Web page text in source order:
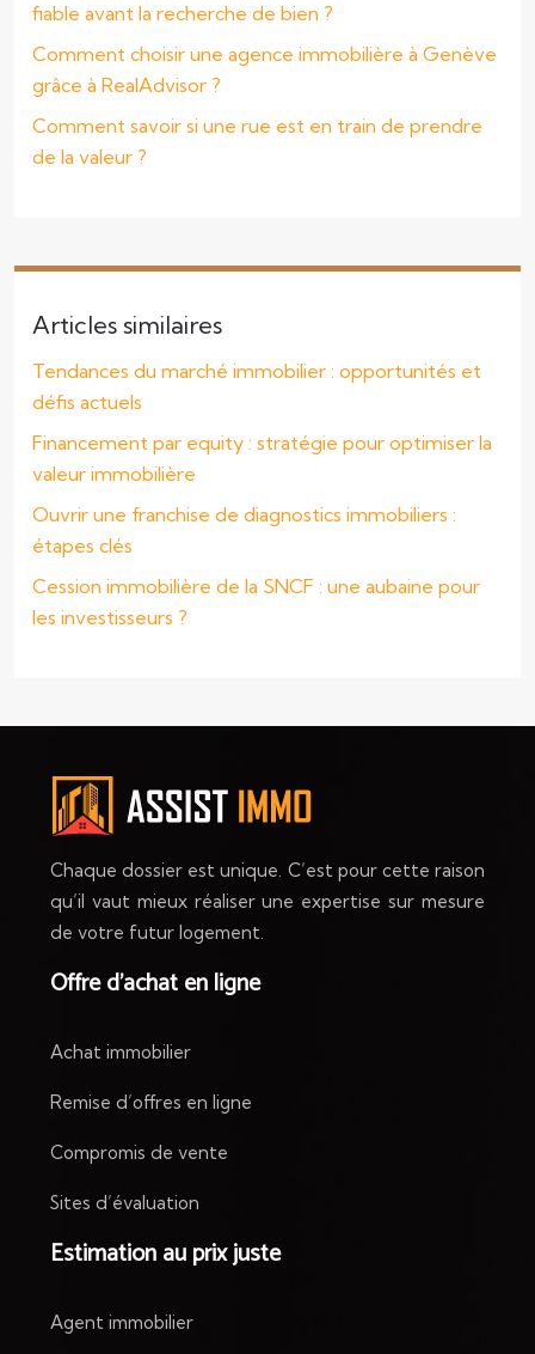
fiable avant la recherche de bien ?
Comment choisir une agence immobilière à Genève
grâce à RealAdvisor ?
Comment savoir si une rue est en train de prendre
de la valeur ?
Articles similaires
Tendances du marché immobilier : opportunités et
défis actuels
Financement par equity : stratégie pour optimiser la
valeur immobilière
Ouvrir une franchise de diagnostics immobiliers :
étapes clés
Cession immobilière de la SNCF : une aubaine pour
les investisseurs ?
Chaque dossier est unique. C’est pour cette raison
qu’il vaut mieux réaliser une expertise sur mesure
de votre futur logement.
Offre d’achat en ligne
Achat immobilier
Remise d’offres en ligne
Compromis de vente
Sites d’évaluation
Estimation au prix juste
Agent immobilier